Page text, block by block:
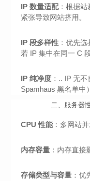
IP 数量适配：根据站
紧张导致网站挤用。
IP 段多样性 ：优先
若 IP 集中在同一 C
IP 纯净度 ：.. IP 无
Spamhaus 黑名单中
二、服务器
CPU 性能 ：多网站
内存容量 ：内存直
存储类型与容量 ：